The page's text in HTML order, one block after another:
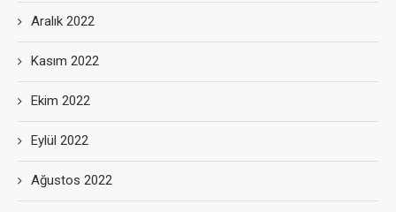
Aralık 2022
Kasım 2022
Ekim 2022
Eylül 2022
Ağustos 2022